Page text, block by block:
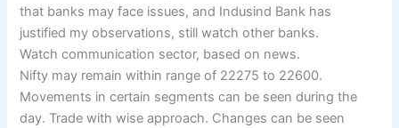
that banks may face issues, and Indusind Bank has
justified my observations, still watch other banks.
Watch communication sector, based on news.
Nifty may remain within range of 22275 to 22600.
Movements in certain segments can be seen during the
day. Trade with wise approach. Changes can be seen